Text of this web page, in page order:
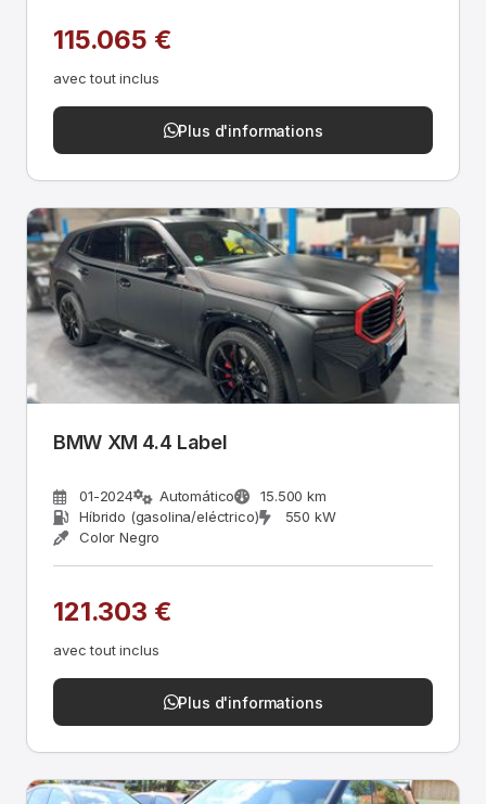
115.065 €
avec tout inclus
Plus d'informations
BMW XM 4.4 Label
01-2024 Automático
15.500 km
Híbrido (gasolina/eléctrico)
550 kW
Color Negro
121.303 €
avec tout inclus
Plus d'informations